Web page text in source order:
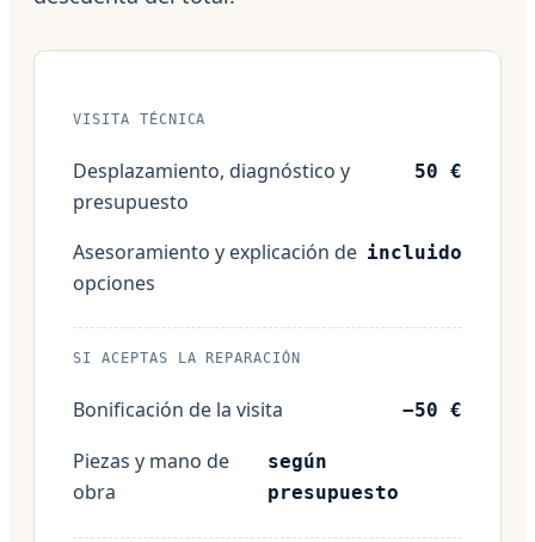
VISITA TÉCNICA
Desplazamiento, diagnóstico y
presupuesto
50 €
Asesoramiento y explicación de
opciones
incluido
SI ACEPTAS LA REPARACIÓN
Bonificación de la visita −50 €
Piezas y mano de
obra
según
presupuesto